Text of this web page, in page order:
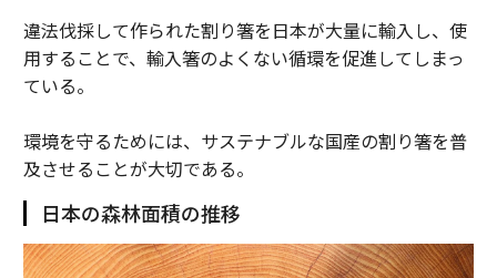
違法伐採して作られた割り箸を日本が大量に輸入し、使
用することで、輸入箸のよくない循環を促進してしまっ
ている。
環境を守るためには、サステナブルな国産の割り箸を普
及させることが大切である。
日本の森林面積の推移